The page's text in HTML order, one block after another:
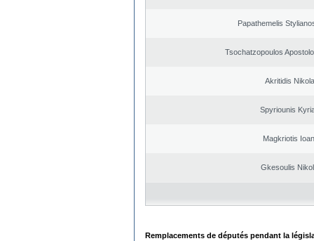
Papathemelis
Tsochatzopoulos
Akritidis
Spyriounis
Magkriotis
Gkesoulis
Remplacements de députés pendant la